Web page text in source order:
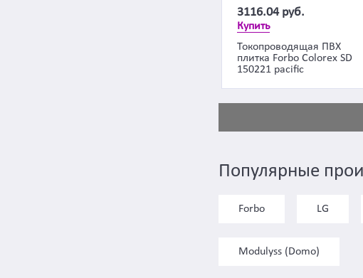
3116.04 руб.
Купить
Токопроводящая ПВХ
плитка Forbo Colorex SD
150221 pacific
Популярные
Forbo LG
Modulyss (Domo)